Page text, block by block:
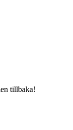
tillbaka!